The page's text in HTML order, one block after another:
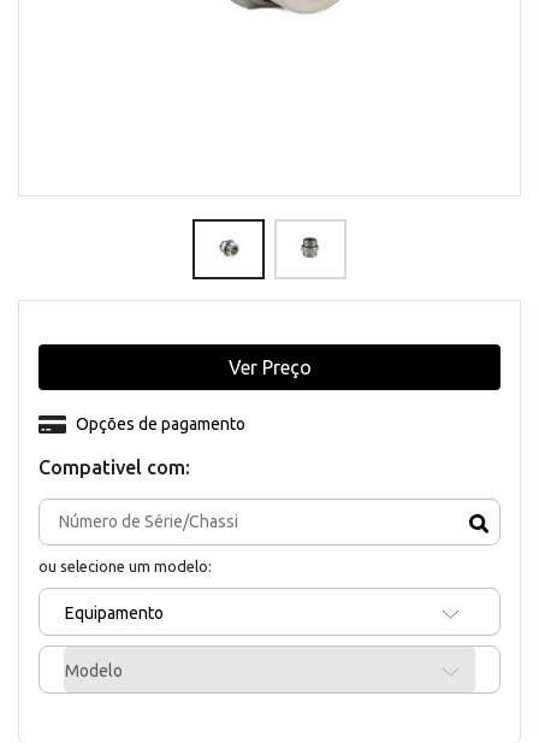
Compativel com:
ou selecione um modelo:
Equipamento
Modelo
Opções de pagamento
Ver Preço